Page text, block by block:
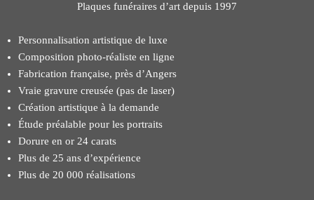
Plaques funéraires d’art depuis 1997
Personnalisation artistique de luxe
Composition photo-réaliste en ligne
Fabrication française, près d’Angers
Vraie gravure creusée (pas de laser)
Création artistique à la demande
Étude préalable pour les portraits
Dorure en or 24 carats
Plus de 25 ans d’expérience
Plus de 20 000 réalisations